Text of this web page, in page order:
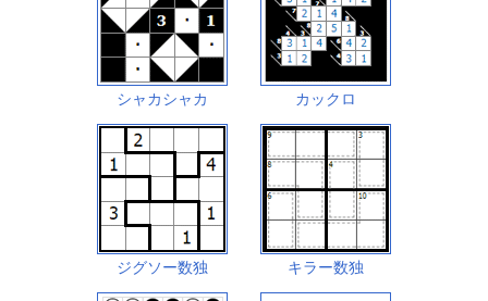
シャカシャカ カックロ
ジグソー数独 キラー数独